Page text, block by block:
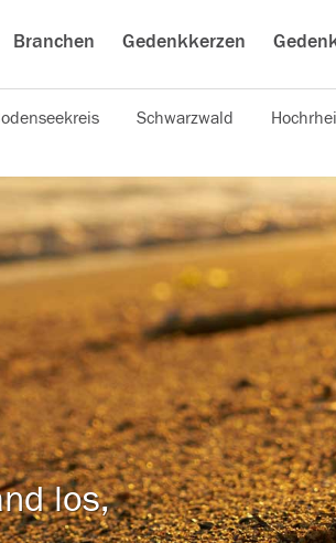
Branchen Gedenkkerzen
Schwarzwald
los,